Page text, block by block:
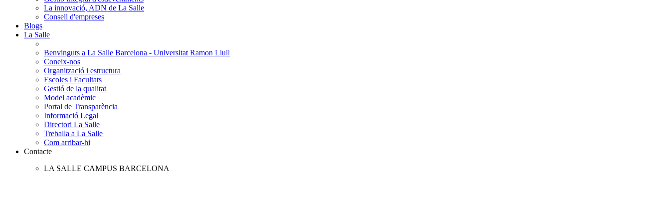
La innovació, ADN de La Salle
Consell d'empreses
Blogs
La Salle
Benvinguts a La Salle Barcelona - Universitat Ramon Llull
Coneix-nos
Organització i estructura
Escoles i Facultats
Gestió de la qualitat
Model acadèmic
Portal de Transparència
Informació Legal
Directori La Salle
Treballa a La Salle
Com arribar-hi
Contacte
LA SALLE CAMPUS BARCELONA